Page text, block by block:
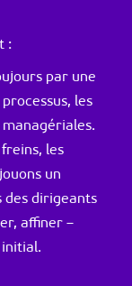
:
par une
les
les
un
dirigeants
affiner –